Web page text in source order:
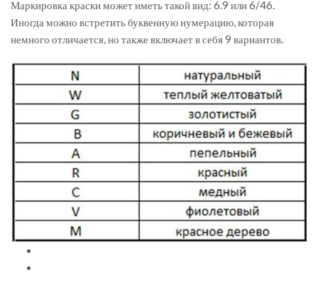
Маркировка краски может иметь такой вид: 6.9 или 6/46.
Иногда можно встретить буквенную нумерацию, которая
немного отличается, но также включает в себя 9 вариантов.